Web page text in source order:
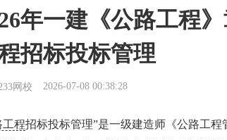
年一建《公路工程
招标投标管理
网校 2026-07-08 00:38:28
工程招标投标管理”是一级建造师《公路工程